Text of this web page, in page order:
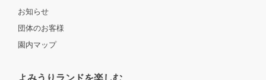
お知らせ
団体のお客様
園内マップ
よみうりランドを楽しむ